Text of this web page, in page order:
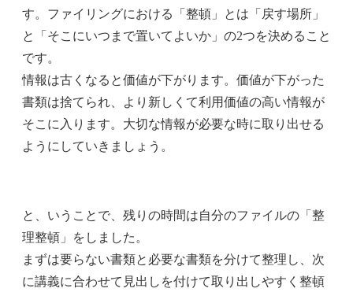
す。ファイリングにおける「整頓」とは「戻す場所」
と「そこにいつまで置いてよいか」の2つを決めること
です。
情報は古くなると価値が下がります。価値が下がった
書類は捨てられ、より新しくて利用価値の高い情報が
そこに入ります。大切な情報が必要な時に取り出せる
ようにしていきましょう。
と、いうことで、残りの時間は自分のファイルの「整
理整頓」をしました。
まずは要らない書類と必要な書類を分けて整理し、次
に講義に合わせて見出しを付けて取り出しやすく整頓